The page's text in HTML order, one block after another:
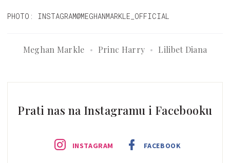
PHOTO: INSTAGRAM@MEGHANMARKLE_OFFICIAL
Meghan Markle Princ Harry Lilibet Diana
Prati nas na Instagramu i Facebooku
INSTAGRAM FACEBOOK